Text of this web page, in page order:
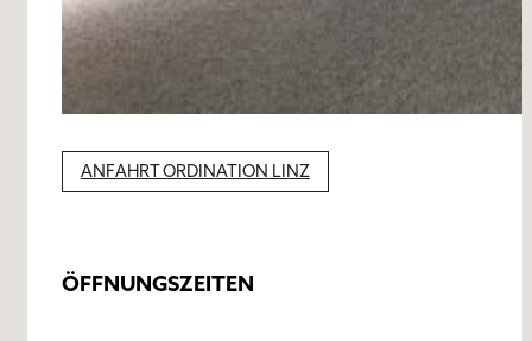
ANFAHRT ORDINATION LINZ
ÖFFNUNGSZEITEN